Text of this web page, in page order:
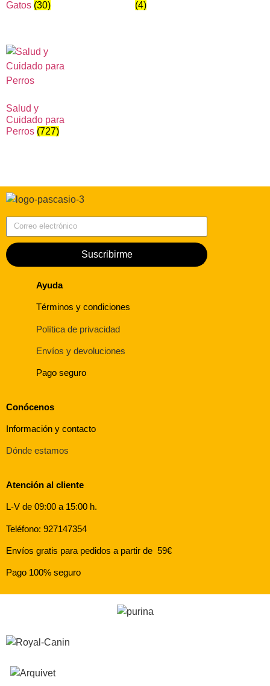
Gatos (30) (4)
Salud y
Cuidado para
Perros (727)
Suscribirme
Ayuda
Términos y condiciones
Política de privacidad
Envíos y devoluciones
Pago seguro
Conócenos
Información y contacto
Dónde estamos
Atención al cliente
L-V de 09:00 a 15:00 h.
Teléfono: 927147354
Envíos gratis para pedidos a partir de 59€
Pago 100% seguro